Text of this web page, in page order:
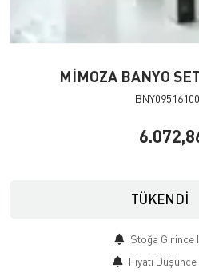
MİMOZA BANYO
TÜKENDİ
Stoğa Girince
Fiyatı